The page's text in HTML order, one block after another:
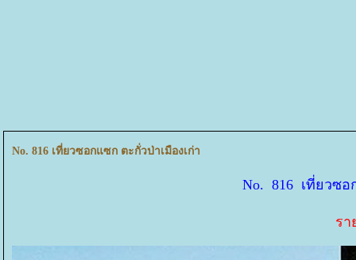
No. 816 เที่ยวซอกแซก ตะกั่วป่าเมืองเก่า
No. 816 เที่ยวซอ
รา